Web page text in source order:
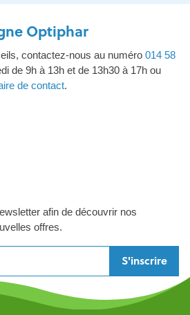
Optiphar
contactez-nous au numéro 014 58
de 9h à 13h et de 13h30 à 17h ou
de contact.
afin de découvrir nos
offres.
S'inscrire